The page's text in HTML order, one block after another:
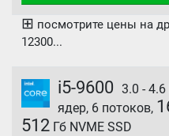
⊞ посмотрите цены на
12300...
i5-9600 3.0 - 4.6
ядер, 6 потоков,
512 Гб NVME SSD